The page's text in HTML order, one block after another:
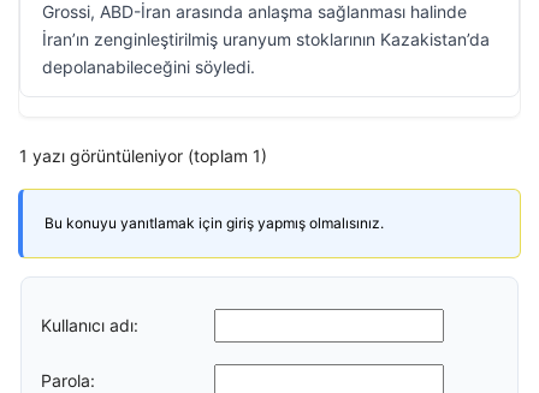
Grossi, ABD-İran arasında anlaşma sağlanması halinde
İran’ın zenginleştirilmiş uranyum stoklarının Kazakistan’da
depolanabileceğini söyledi.
1 yazı görüntüleniyor (toplam 1)
Bu konuyu yanıtlamak için giriş yapmış olmalısınız.
Kullanıcı adı:
Parola: